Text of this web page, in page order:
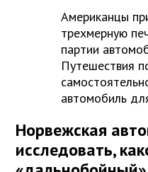
Американцы
трехмерную
партии
Путешествия
автомобиль
Норвежская
исследовать,